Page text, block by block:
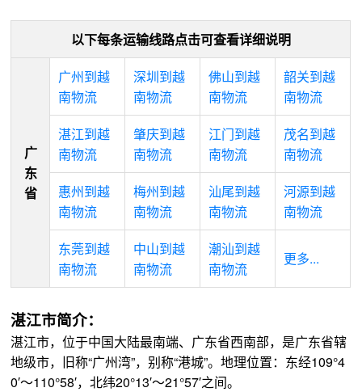
以下每条运输线路点击可查看详细说明
广
东
省
广州到越
南物流
深圳到越
南物流
佛山到越
南物流
韶关到越
南物流
湛江到越
南物流
肇庆到越
南物流
江门到越
南物流
茂名到越
南物流
惠州到越
南物流
梅州到越
南物流
汕尾到越
南物流
河源到越
南物流
东莞到越
南物流
中山到越
南物流
潮汕到越
南物流
更多...
湛江市简介：
湛江市，位于中国大陆最南端、广东省西南部，是广东省辖
地级市，旧称“广州湾”，别称“港城”。地理位置：东经109°4
0′～110°58′，北纬20°13′～21°57′之间。